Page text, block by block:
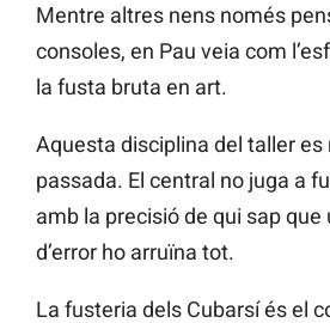
Mentre altres nens només
consoles, en Pau veia com
la fusta bruta en art.
Aquesta disciplina del taller es
passada. El central no juga a
amb la precisió de qui sap que
d’error ho arruïna tot.
La fusteria dels Cubarsí és el